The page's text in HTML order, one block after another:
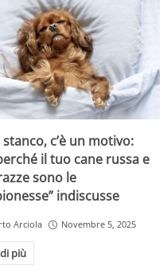
c’è un motivo:
il tuo cane russa e
sono le
indiscusse
Arciola Novembre 5, 2025
più